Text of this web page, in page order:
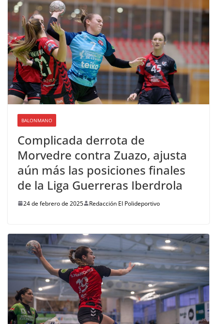
BALONMANO
Complicada derrota de
Morvedre contra Zuazo, ajusta
aún más las posiciones finales
de la Liga Guerreras Iberdrola
24 de febrero de 2025 Redacción El Polideportivo